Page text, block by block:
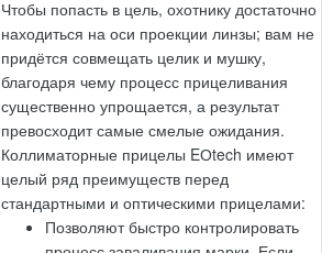
Чтобы попасть в цель, охотнику достаточно
находиться на оси проекции линзы; вам не
придётся совмещать целик и мушку,
благодаря чему процесс прицеливания
существенно упрощается, а результат
превосходит самые смелые ожидания.
Коллиматорные прицелы EОtech имеют
целый ряд преимуществ перед
стандартными и оптическими прицелами:
Позволяют быстро контролировать